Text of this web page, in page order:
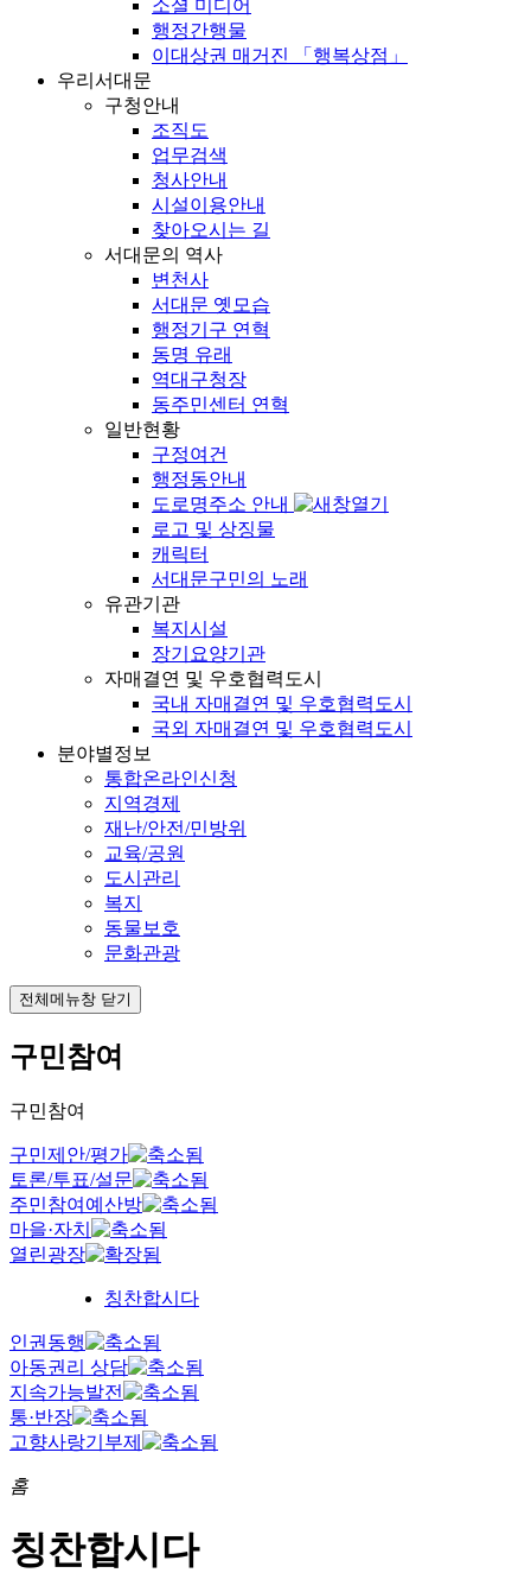
소셜 미디어
행정간행물
이대상권 매거진 「행복상점」
우리서대문
구청안내
조직도
업무검색
청사안내
시설이용안내
찾아오시는 길
서대문의 역사
변천사
서대문 옛모습
행정기구 연혁
동명 유래
역대구청장
동주민센터 연혁
일반현황
구정여건
행정동안내
도로명주소 안내
로고 및 상징물
캐릭터
서대문구민의 노래
유관기관
복지시설
장기요양기관
자매결연 및 우호협력도시
국내 자매결연 및 우호협력도시
국외 자매결연 및 우호협력도시
분야별정보
통합온라인신청
지역경제
재난/안전/민방위
교육/공원
도시관리
복지
동물보호
문화관광
전체메뉴창 닫기
구민참여
구민참여
구민제안/평가
토론/투표/설문
주민참여예산방
마을·자치
열린광장
칭찬합시다
인권동행
아동권리 상담
지속가능발전
통·반장
고향사랑기부제
홈
칭찬합시다